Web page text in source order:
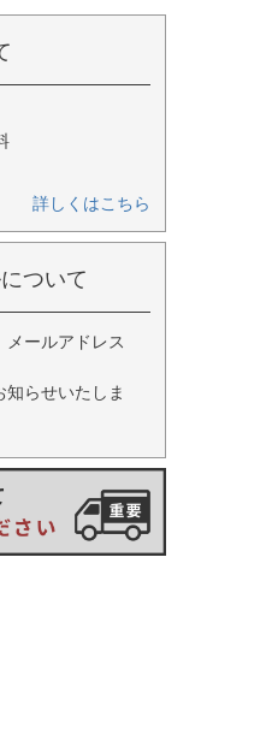
詳しくはこちら
ついて
メールアドレス
らせいたしま